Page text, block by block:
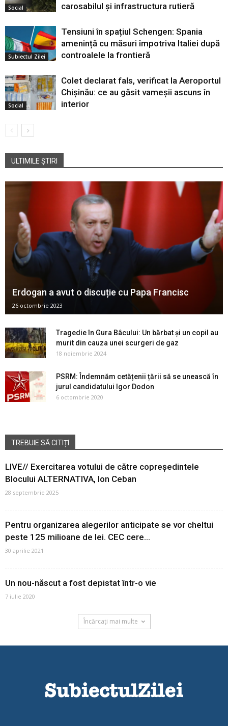
Social carosabilul și infrastructura rutieră
Subiectul Zilei
Tensiuni în spațiul Schengen: Spania
amenință cu măsuri împotriva Italiei după
controalele la frontieră
Social
Colet declarat fals, verificat la Aeroportul
Chișinău: ce au găsit vameșii ascuns în
interior
ULTIMILE ȘTIRI
Erdogan a avut o discuție cu Papa Francisc
26 octombrie 2023
Tragedie în Gura Bâcului: Un bărbat și un copil au
murit din cauza unei scurgeri de gaz
18 noiembrie 2024
PSRM: Îndemnăm cetățenii țării să se unească în
jurul candidatului Igor Dodon
6 octombrie 2020
TREBUIE SĂ CITIȚI
LIVE// Exercitarea votului de către copreședintele
Blocului ALTERNATIVA, Ion Ceban
28 septembrie 2025
Pentru organizarea alegerilor anticipate se vor cheltui
peste 125 milioane de lei. CEC cere...
30 aprilie 2021
Un nou-născut a fost depistat într-o vie
7 iulie 2020
Încărcați mai multe